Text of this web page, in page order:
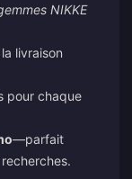
NIKKE
la livraison
pour chaque
—parfait